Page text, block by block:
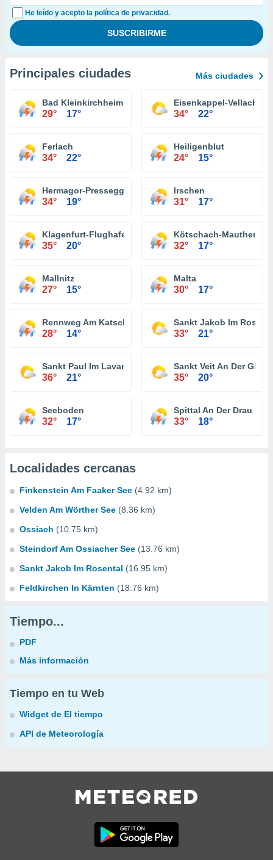
He leído y acepto la política de privacidad.
Principales ciudades Más ciudades
Bad Kleinkirchheim
29° 17°
Eisenkappel-Vellach
34° 22°
Ferlach
34° 22°
Heiligenblut
24° 15°
Hermagor-Pressegger See
34° 19°
Irschen
31° 17°
Klagenfurt-Flughafen
35° 20°
Kötschach-Mauthen
32° 17°
Mallnitz
27° 15°
Malta
30° 17°
Rennweg Am Katschberg
28° 14°
Sankt Jakob Im
33° 21°
Sankt Paul Im Lavanttal
36° 21°
Sankt Veit An Der Glan
35° 20°
Seeboden
32° 17°
Spittal An Der Drau
33° 18°
Localidades cercanas
Finkenstein Am Faaker See (4.92 km)
Velden Am Wörther See (8.36 km)
Ossiach (10.75 km)
Steindorf Am Ossiacher See (13.76 km)
Sankt Jakob Im Rosental (16.95 km)
Feldkirchen In Kärnten (18.76 km)
Tiempo...
PDF
Más información
Tiempo en tu Web
Widget de El tiempo
API de Meteorología